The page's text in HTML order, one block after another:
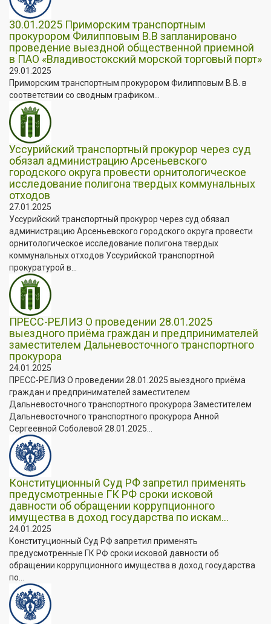
30.01.2025 Приморским транспортным
прокурором Филипповым В.В запланировано
проведение выездной общественной приемной
в ПАО «Владивостокский морской торговый порт»
29.01.2025
Приморским транспортным прокурором Филипповым В.В. в
соответствии со сводным графиком...
Уссурийский транспортный прокурор через суд
обязал администрацию Арсеньевского
городского округа провести орнитологическое
исследование полигона твердых коммунальных
отходов
27.01.2025
Уссурийский транспортный прокурор через суд обязал
администрацию Арсеньевского городского округа провести
орнитологическое исследование полигона твердых
коммунальных отходов Уссурийской транспортной
прокуратурой в...
ПРЕСС-РЕЛИЗ О проведении 28.01.2025
выездного приёма граждан и предпринимателей
заместителем Дальневосточного транспортного
прокурора
24.01.2025
ПРЕСС-РЕЛИЗ О проведении 28.01.2025 выездного приёма
граждан и предпринимателей заместителем
Дальневосточного транспортного прокурора Заместителем
Дальневосточного транспортного прокурора Анной
Сергеевной Соболевой 28.01.2025...
Конституционный Суд РФ запретил применять
предусмотренные ГК РФ сроки исковой
давности об обращении коррупционного
имущества в доход государства по искам...
24.01.2025
Конституционный Суд РФ запретил применять
предусмотренные ГК РФ сроки исковой давности об
обращении коррупционного имущества в доход государства
по...